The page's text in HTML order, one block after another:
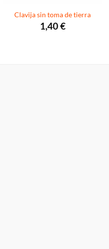
Clavija sin toma de tierra
1,40€